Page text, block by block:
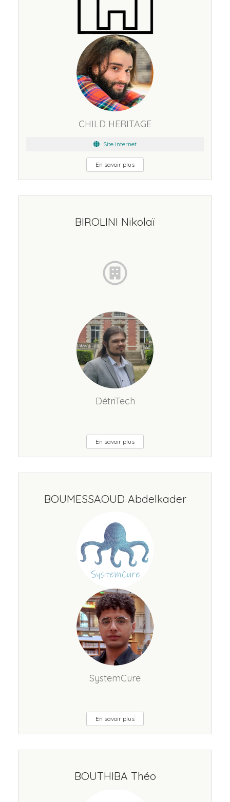
CHILD HERITAGE
Site Internet
En savoir plus
BIROLINI Nikolaï
DétriTech
En savoir plus
BOUMESSAOUD Abdelkader
SystemCure
En savoir plus
BOUTHIBA Théo